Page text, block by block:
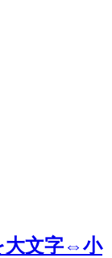
大文字⇔小